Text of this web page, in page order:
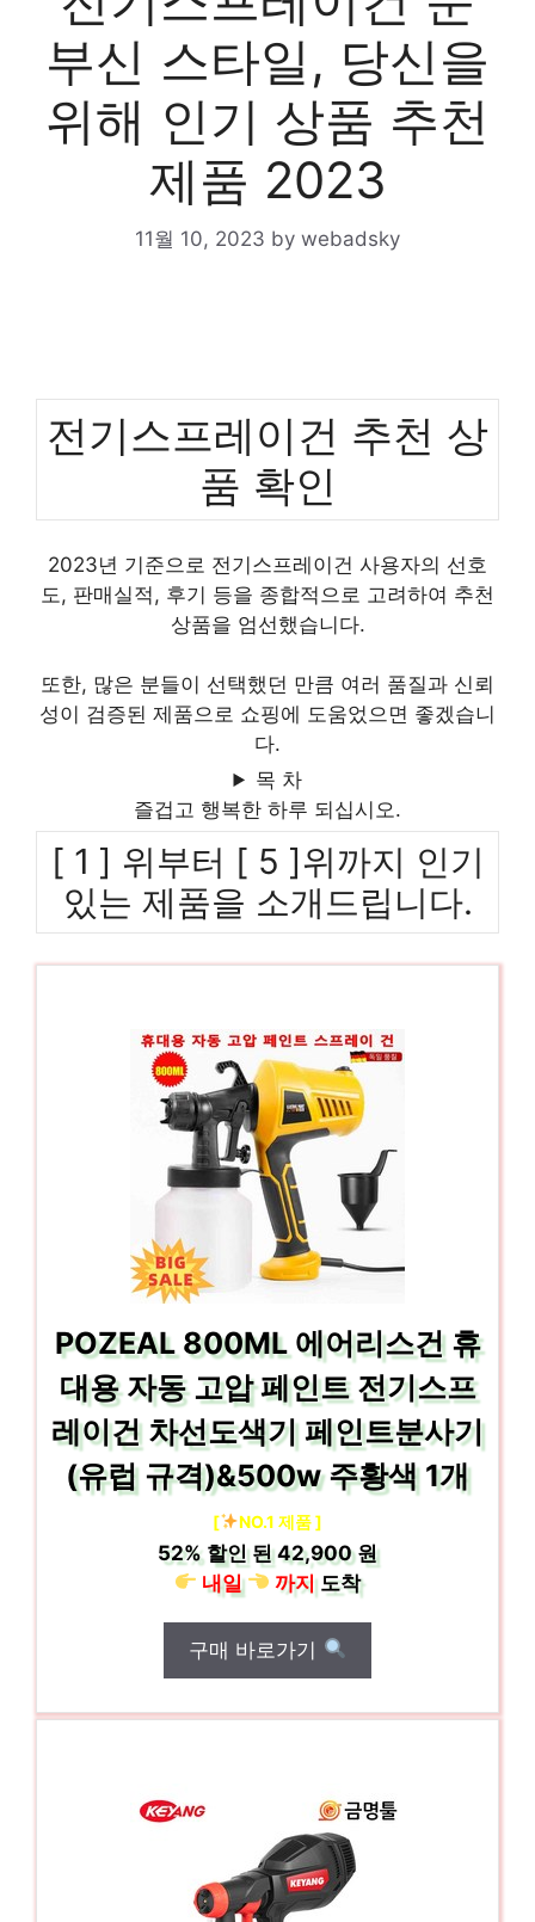
부신 스타일, 당신을
위해 인기 상품 추천
제품 2023
11월 10, 2023 by webadsky
전기스프레이건 추천 상
품 확인
2023년 기준으로 전기스프레이건 사용자의 선호
도, 판매실적, 후기 등을 종합적으로 고려하여 추천
상품을 엄선했습니다.
또한, 많은 분들이 선택했던 만큼 여러 품질과 신뢰
성이 검증된 제품으로 쇼핑에 도움었으면 좋겠습니
다.
목 차
즐겁고 행복한 하루 되십시오.
[ 1 ] 위부터 [ 5 ]위까지 인기
있는 제품을 소개드립니다.
POZEAL 800ML 에어리스건 휴
대용 자동 고압 페인트 전기스프
레이건 차선도색기 페인트분사기
(유럽 규격)&500w 주황색 1개
[ NO.1 제품 ]
52% 할인 된42,900 원
내일
까지도착
구매 바로가기